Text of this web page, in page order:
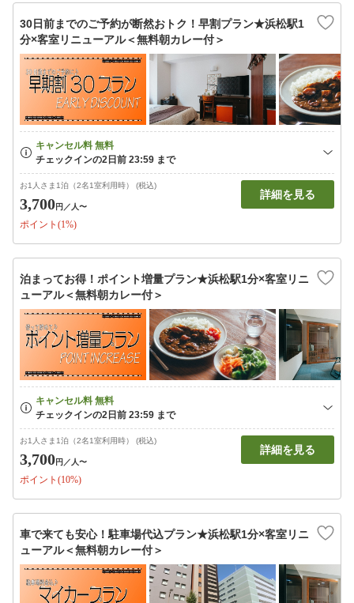
30日前までのご予約が断然おトク！早割プラン★浜松駅1
分×客室リニューアル＜無料朝カレー付＞
お1人さま1泊（2名1室利用時） (税込)
3,700円 ／人〜
ポイント(1%)
詳細を見る
泊まってお得！ポイント増量プラン★浜松駅1分×客室リニ
ューアル＜無料朝カレー付＞
お1人さま1泊（2名1室利用時） (税込)
3,700円 ／人〜
ポイント(10%)
詳細を見る
車で来ても安心！駐車場代込プラン★浜松駅1分×客室リニ
ューアル＜無料朝カレー付＞